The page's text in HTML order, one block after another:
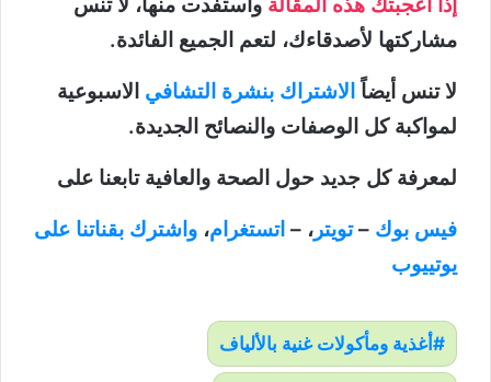
مشاركتها لأصدقاءك، لتعم الجميع الفائدة.
لا تنس أيضاً الاشتراك بنشرة التشافي الاسبوعية
لمواكبة كل الوصفات والنصائح الجديدة.
لمعرفة كل جديد حول الصحة والعافية تابعنا على
فيس بوك –تويتر ، – اتستغرام، واشترك بقناتنا على
يوتييوب
أغذية ومأكولات غنية بالألياف